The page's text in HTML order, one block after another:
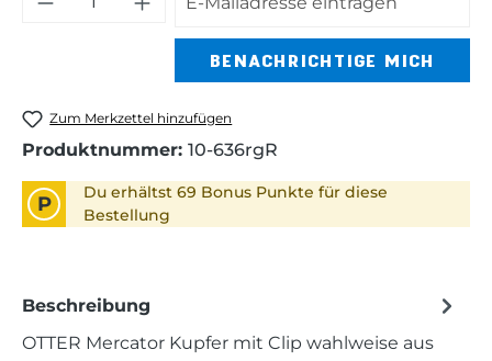
BENACHRICHTIGE MICH
Zum Merkzettel hinzufügen
Produktnummer: 10-636rgR
P
Du erhältst 69 Bonus Punkte für diese
Bestellung
Beschreibung
OTTER Mercator Kupfer mit Clip wahlweise aus